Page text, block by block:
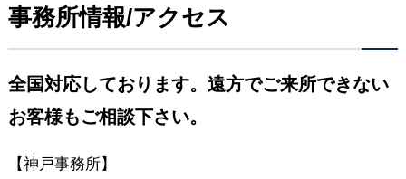
事務所情報/アクセス
全国対応しております。遠方でご来所できない
お客様もご相談下さい。
【神戸事務所】